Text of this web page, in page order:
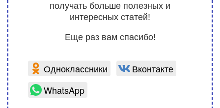
получать больше полезных и
интересных статей!
Еще раз вам спасибо!
Одноклассники
Вконтакте
WhatsApp